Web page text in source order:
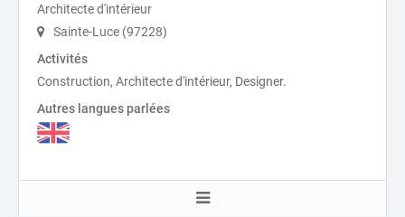
Architecte d'intérieur
Sainte-Luce (97228)
Activités
Construction, Architecte d'intérieur, Designer.
Autres langues parlées